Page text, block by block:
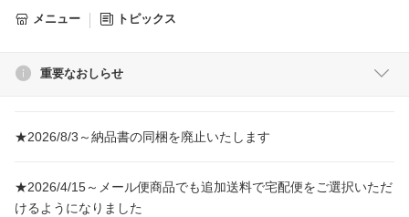
メニュー トピックス
重要なおしらせ
★2026/8/3～納品書の同梱を廃止いたします
★2026/4/15～メール便商品でも追加送料で宅配便をご選択いただ
けるようになりました